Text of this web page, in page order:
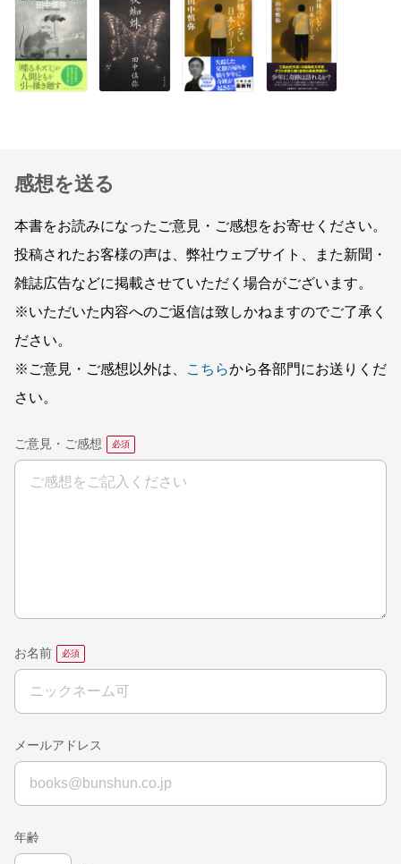
感想を送る
本書をお読みになったご意見・ご感想をお寄せください。
投稿されたお客様の声は、弊社ウェブサイト、また新聞・
雑誌広告などに掲載させていただく場合がございます。
※いただいた内容へのご返信は致しかねますのでご了承く
ださい。
※ご意見・ご感想以外は、
こちらから各部門にお送りくだ
さい。
ご意見・ご感想
お名前
メールアドレス
年齢